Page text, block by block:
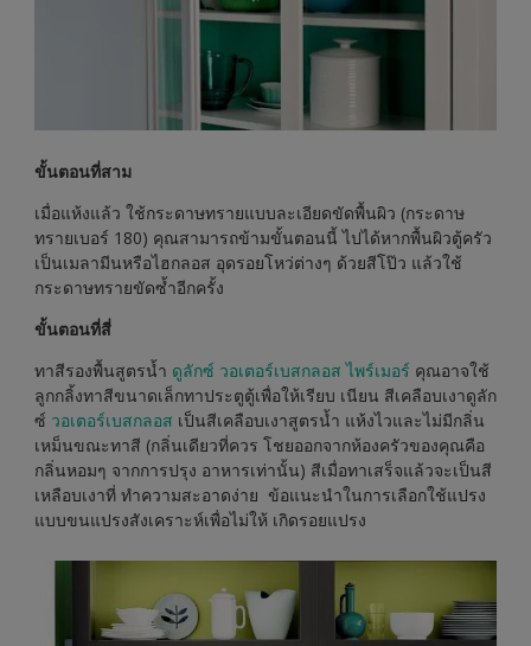
ขั้นตอนที่สาม
เมื่อแห้งแล้ว ใช้กระดาษทรายแบบละเอียดขัดพื้นผิว (กระดาษ
ทรายเบอร์ 180) คุณสามารถข้ามขั้นตอนนี้ ไปได้หากพื้นผิวตู้ครัว
เป็นเมลามีนหรือไฮกลอส อุดรอยโหว่ต่างๆ ด้วยสีโป๊ว แล้วใช้
กระดาษทรายขัดซ้ำอีกครั้ง
ขั้นตอนที่สี่
ทาสีรองพื้นสูตรน้ำ ดูลักซ์ วอเตอร์เบสกลอส ไพร์เมอร์ คุณอาจใช้
ลูกกลิ้งทาสีขนาดเล็กทาประตูตู้เพื่อให้เรียบ เนียน สีเคลือบเงาดูลัก
ซ์ วอเตอร์เบสกลอส เป็นสีเคลือบเงาสูตรน้ำ แห้งไวและไม่มีกลิ่น
เหม็นขณะทาสี (กลิ่นเดียวที่ควร โชยออกจากห้องครัวของคุณคือ
กลิ่นหอมๆ จากการปรุง อาหารเท่านั้น) สีเมื่อทาเสร็จแล้วจะเป็นสี
เหลือบเงาที่ ทำความสะอาดง่าย ข้อแนะนำในการเลือกใช้แปรง
แบบขนแปรงสังเคราะห์เพื่อไม่ให้ เกิดรอยแปรง